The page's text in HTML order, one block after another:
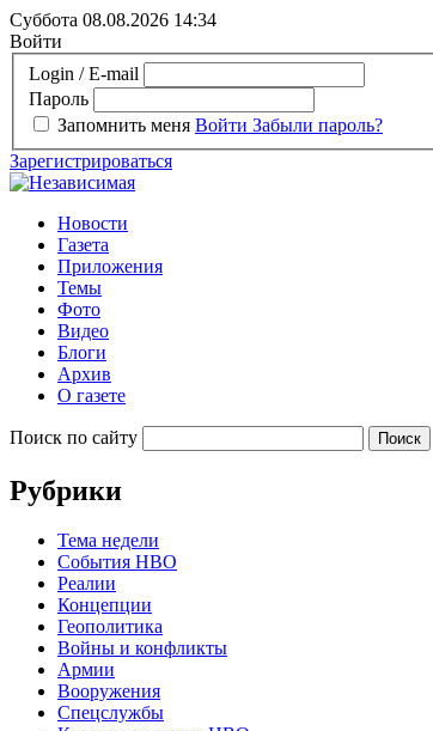
Суббота 08.08.2026 14:34
Войти
Login / E-mail
Пароль
Запомнить меня Войти Забыли пароль?
Зарегистрироваться
Новости
Газета
Приложения
Темы
Фото
Видео
Блоги
Архив
О газете
Поиск по сайту
Рубрики
Тема недели
События НВО
Реалии
Концепции
Геополитика
Войны и конфликты
Армии
Вооружения
Спецслужбы